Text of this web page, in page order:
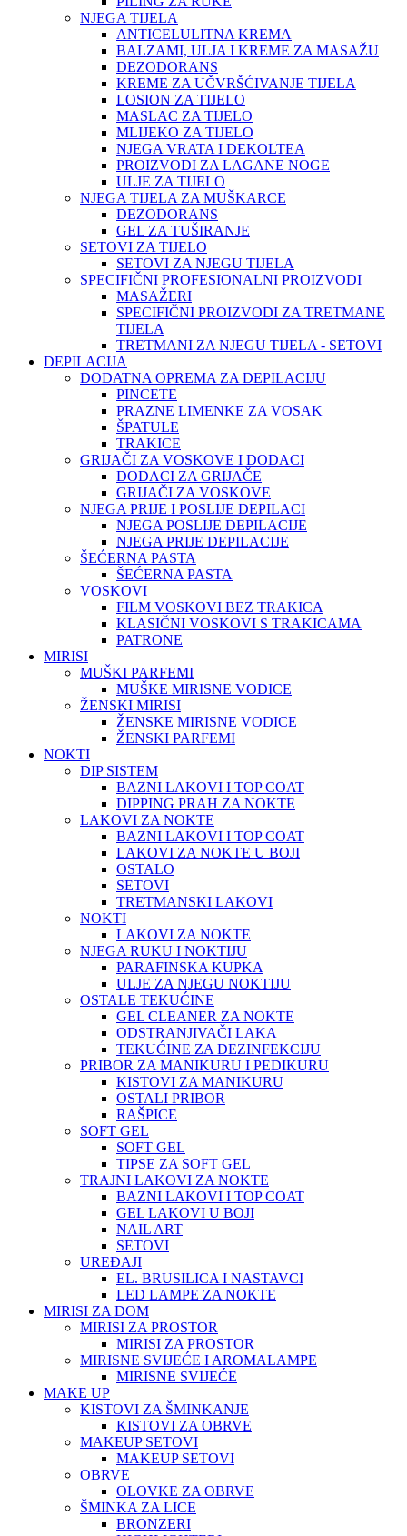
NJEGA TIJELA
ANTICELULITNA KREMA
BALZAMI, ULJA I KREME ZA MASAŽU
DEZODORANS
KREME ZA UČVRŠĆIVANJE TIJELA
LOSION ZA TIJELO
MASLAC ZA TIJELO
MLIJEKO ZA TIJELO
NJEGA VRATA I DEKOLTEA
PROIZVODI ZA LAGANE NOGE
ULJE ZA TIJELO
NJEGA TIJELA ZA MUŠKARCE
DEZODORANS
GEL ZA TUŠIRANJE
SETOVI ZA TIJELO
SETOVI ZA NJEGU TIJELA
SPECIFIČNI PROFESIONALNI PROIZVODI
MASAŽERI
SPECIFIČNI PROIZVODI ZA TRETMANE
TIJELA
TRETMANI ZA NJEGU TIJELA - SETOVI
DEPILACIJA
DODATNA OPREMA ZA DEPILACIJU
PINCETE
PRAZNE LIMENKE ZA VOSAK
ŠPATULE
TRAKICE
GRIJAČI ZA VOSKOVE I DODACI
DODACI ZA GRIJAČE
GRIJAČI ZA VOSKOVE
NJEGA PRIJE I POSLIJE DEPILACI
NJEGA POSLIJE DEPILACIJE
NJEGA PRIJE DEPILACIJE
ŠEĆERNA PASTA
ŠEĆERNA PASTA
VOSKOVI
FILM VOSKOVI BEZ TRAKICA
KLASIČNI VOSKOVI S TRAKICAMA
PATRONE
MIRISI
MUŠKI PARFEMI
MUŠKE MIRISNE VODICE
ŽENSKI MIRISI
ŽENSKE MIRISNE VODICE
ŽENSKI PARFEMI
NOKTI
DIP SISTEM
BAZNI LAKOVI I TOP COAT
DIPPING PRAH ZA NOKTE
LAKOVI ZA NOKTE
BAZNI LAKOVI I TOP COAT
LAKOVI ZA NOKTE U BOJI
OSTALO
SETOVI
TRETMANSKI LAKOVI
NOKTI
LAKOVI ZA NOKTE
NJEGA RUKU I NOKTIJU
PARAFINSKA KUPKA
ULJE ZA NJEGU NOKTIJU
OSTALE TEKUĆINE
GEL CLEANER ZA NOKTE
ODSTRANJIVAČI LAKA
TEKUĆINE ZA DEZINFEKCIJU
PRIBOR ZA MANIKURU I PEDIKURU
KISTOVI ZA MANIKURU
OSTALI PRIBOR
RAŠPICE
SOFT GEL
SOFT GEL
TIPSE ZA SOFT GEL
TRAJNI LAKOVI ZA NOKTE
BAZNI LAKOVI I TOP COAT
GEL LAKOVI U BOJI
NAIL ART
SETOVI
UREĐAJI
EL. BRUSILICA I NASTAVCI
LED LAMPE ZA NOKTE
MIRISI ZA DOM
MIRISI ZA PROSTOR
MIRISI ZA PROSTOR
MIRISNE SVIJEĆE I AROMALAMPE
MIRISNE SVIJEĆE
MAKE UP
KISTOVI ZA ŠMINKANJE
KISTOVI ZA OBRVE
MAKEUP SETOVI
MAKEUP SETOVI
OBRVE
OLOVKE ZA OBRVE
ŠMINKA ZA LICE
BRONZERI